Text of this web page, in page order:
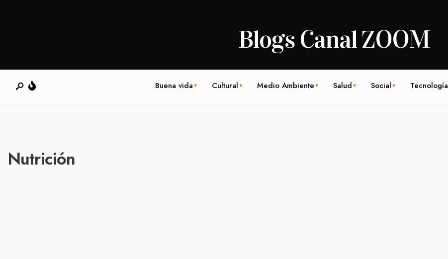
Blogs Canal ZOOM
Buena vida Cultural Medio Ambiente Salud Social Tecnología
Nutrición